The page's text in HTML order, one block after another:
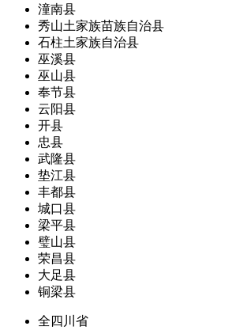
潼南县
秀山土家族苗族自治县
石柱土家族自治县
巫溪县
巫山县
奉节县
云阳县
开县
忠县
武隆县
垫江县
丰都县
城口县
梁平县
璧山县
荣昌县
大足县
铜梁县
全四川省